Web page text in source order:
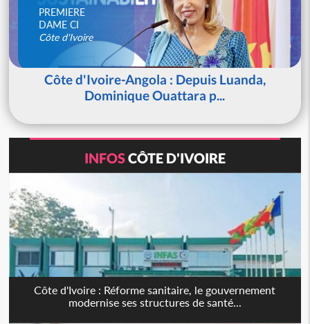
PREMIERE
DAME CI
Côte d'Ivoire
Côte d'Ivoire-Angola : Depuis Luanda,
Dominique Ouattara p...
INFOSCÔTE D'IVOIRE
Côte d'Ivoire : Réforme sanitaire, le gouvernement
modernise ses structures de santé...